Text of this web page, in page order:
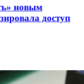
новым
доступ